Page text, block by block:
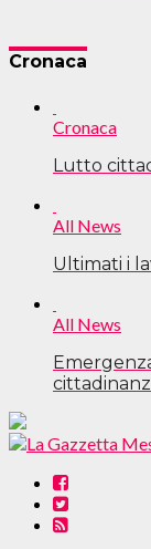
Cronaca
Cronaca
Lutto
All News
Ultimati i
All News